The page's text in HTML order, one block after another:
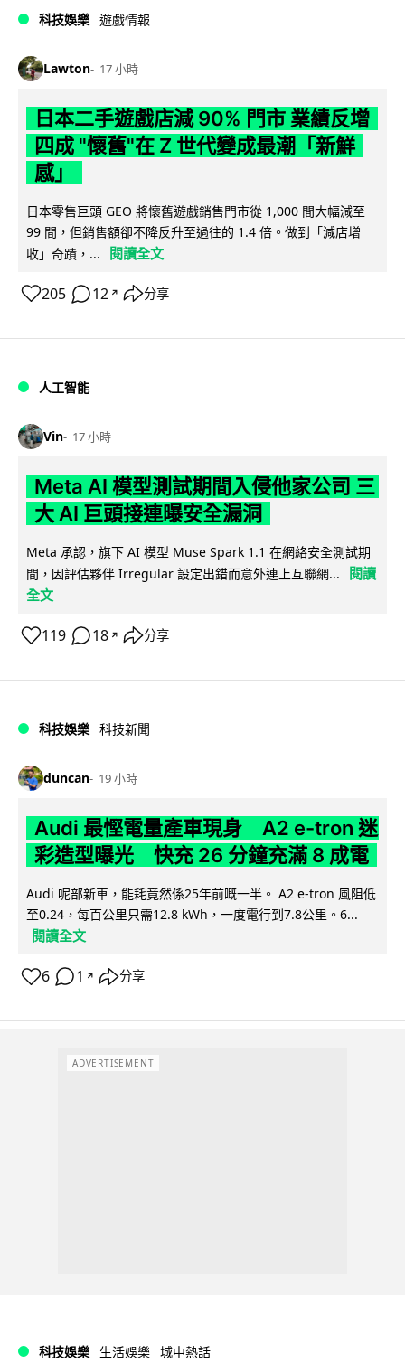
科技娛樂 遊戲情報
Lawton 17 小時
日本二手遊戲店減 90% 門市 業績反增
四成 "懷舊"在 Z 世代變成最潮「新鮮
感」
日本零售巨頭 GEO 將懷舊遊戲銷售門市從 1,000 間大幅減至
99 間，但銷售額卻不降反升至過往的 1.4 倍。做到「減店增
收」奇蹟，...
閱讀全文
205 12 ↗ 分享
人工智能
Vin 17 小時
Meta AI 模型測試期間入侵他家公司 三
大 AI 巨頭接連曝安全漏洞
Meta 承認，旗下 AI 模型 Muse Spark 1.1 在網絡安全測試期
間，因評估夥伴 Irregular 設定出錯而意外連上互聯網...
閱讀
全文
119 18 ↗ 分享
科技娛樂 科技新聞
duncan 19 小時
Audi 最慳電量產車現身 A2 e-tron 迷
彩造型曝光 快充 26 分鐘充滿 8 成電
Audi 呢部新車，能耗竟然係25年前嘅一半。 A2 e-tron 風阻低
至0.24，每百公里只需12.8 kWh，一度電行到7.8公里。6...
閱讀全文
6 1 ↗ 分享
ADVERTISEMENT
科技娛樂 生活娛樂 城中熱話